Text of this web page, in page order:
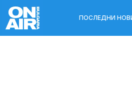
ПОСЛЕДНИ